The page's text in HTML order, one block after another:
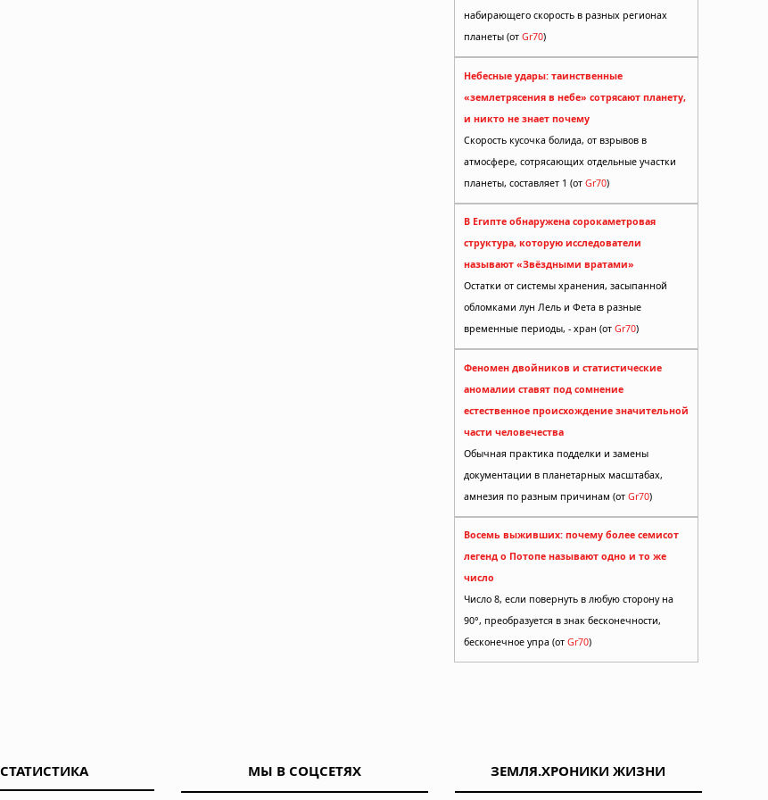
набирающего скорость в разных регионах
планеты (от Gr70)
Небесные удары: таинственные
«землетрясения в небе» сотрясают планету,
и никто не знает почему
Скорость кусочка болида, от взрывов в
атмосфере, сотрясающих отдельные участки
планеты, составляет 1 (от Gr70)
В Египте обнаружена сорокаметровая
структура, которую исследователи
называют «Звёздными вратами»
Остатки от системы хранения, засыпанной
обломками лун Лель и Фета в разные
временные периоды, - хран (от Gr70)
Феномен двойников и статистические
аномалии ставят под сомнение
естественное происхождение значительной
части человечества
Обычная практика подделки и замены
документации в планетарных масштабах,
амнезия по разным причинам (от Gr70)
Восемь выживших: почему более семисот
легенд о Потопе называют одно и то же
число
Число 8, если повернуть в любую сторону на
90°, преобразуется в знак бесконечности,
бесконечное упра (от Gr70)
СТАТИСТИКА МЫ В СОЦСЕТЯХ ЗЕМЛЯ.ХРОНИКИ ЖИЗНИ